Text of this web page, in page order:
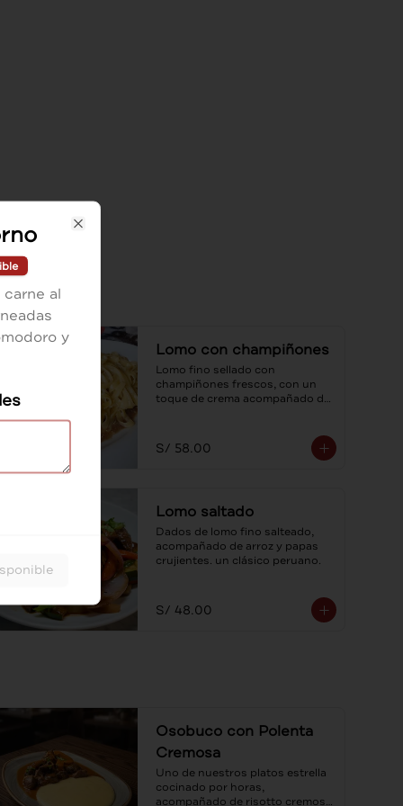
Lomo con champiñones
Lomo fino sellado con
champiñones frescos, con un
toque de crema acompañado de
S/ 58.00
Lomo saltado
Dados de lomo fino salteado,
acompañado de arroz y papas
crujientes. un clásico peruano.
S/ 48.00
Osobuco con Polenta
Cremosa
Uno de nuestros platos estrella
cocinado por horas,
acompañado de risotto cremoso
al
y